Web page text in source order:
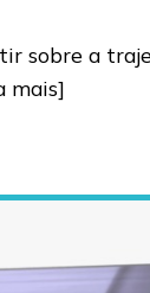
sobre a
mais]